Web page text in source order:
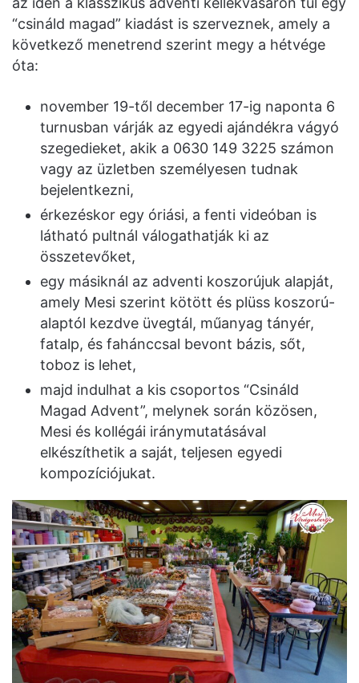
“csináld magad” kiadást is szerveznek, amely a
következő menetrend szerint megy a hétvége
óta:
november 19-től december 17-ig naponta 6
turnusban várják az egyedi ajándékra vágyó
szegedieket, akik a 0630 149 3225 számon
vagy az üzletben személyesen tudnak
bejelentkezni,
érkezéskor egy óriási, a fenti videóban is
látható pultnál válogathatják ki az
összetevőket,
egy másiknál az adventi koszorújuk alapját,
amely Mesi szerint kötött és plüss koszorú-
alaptól kezdve üvegtál, műanyag tányér,
fatalp, és fahánccsal bevont bázis, sőt,
toboz is lehet,
majd indulhat a kis csoportos “Csináld
Magad Advent”, melynek során közösen,
Mesi és kollégái iránymutatásával
elkészíthetik a saját, teljesen egyedi
kompozíciójukat.